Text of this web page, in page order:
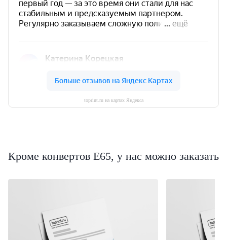
toprint.ru на картах Яндекса
Кроме конвертов Е65, у нас можно заказать